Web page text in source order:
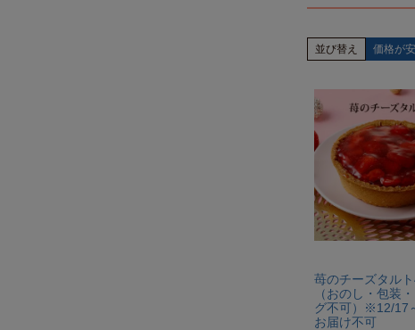
並び替え 価格が
苺のチーズタル
（おのし・包装
グ不可）※12/17
お届け不可